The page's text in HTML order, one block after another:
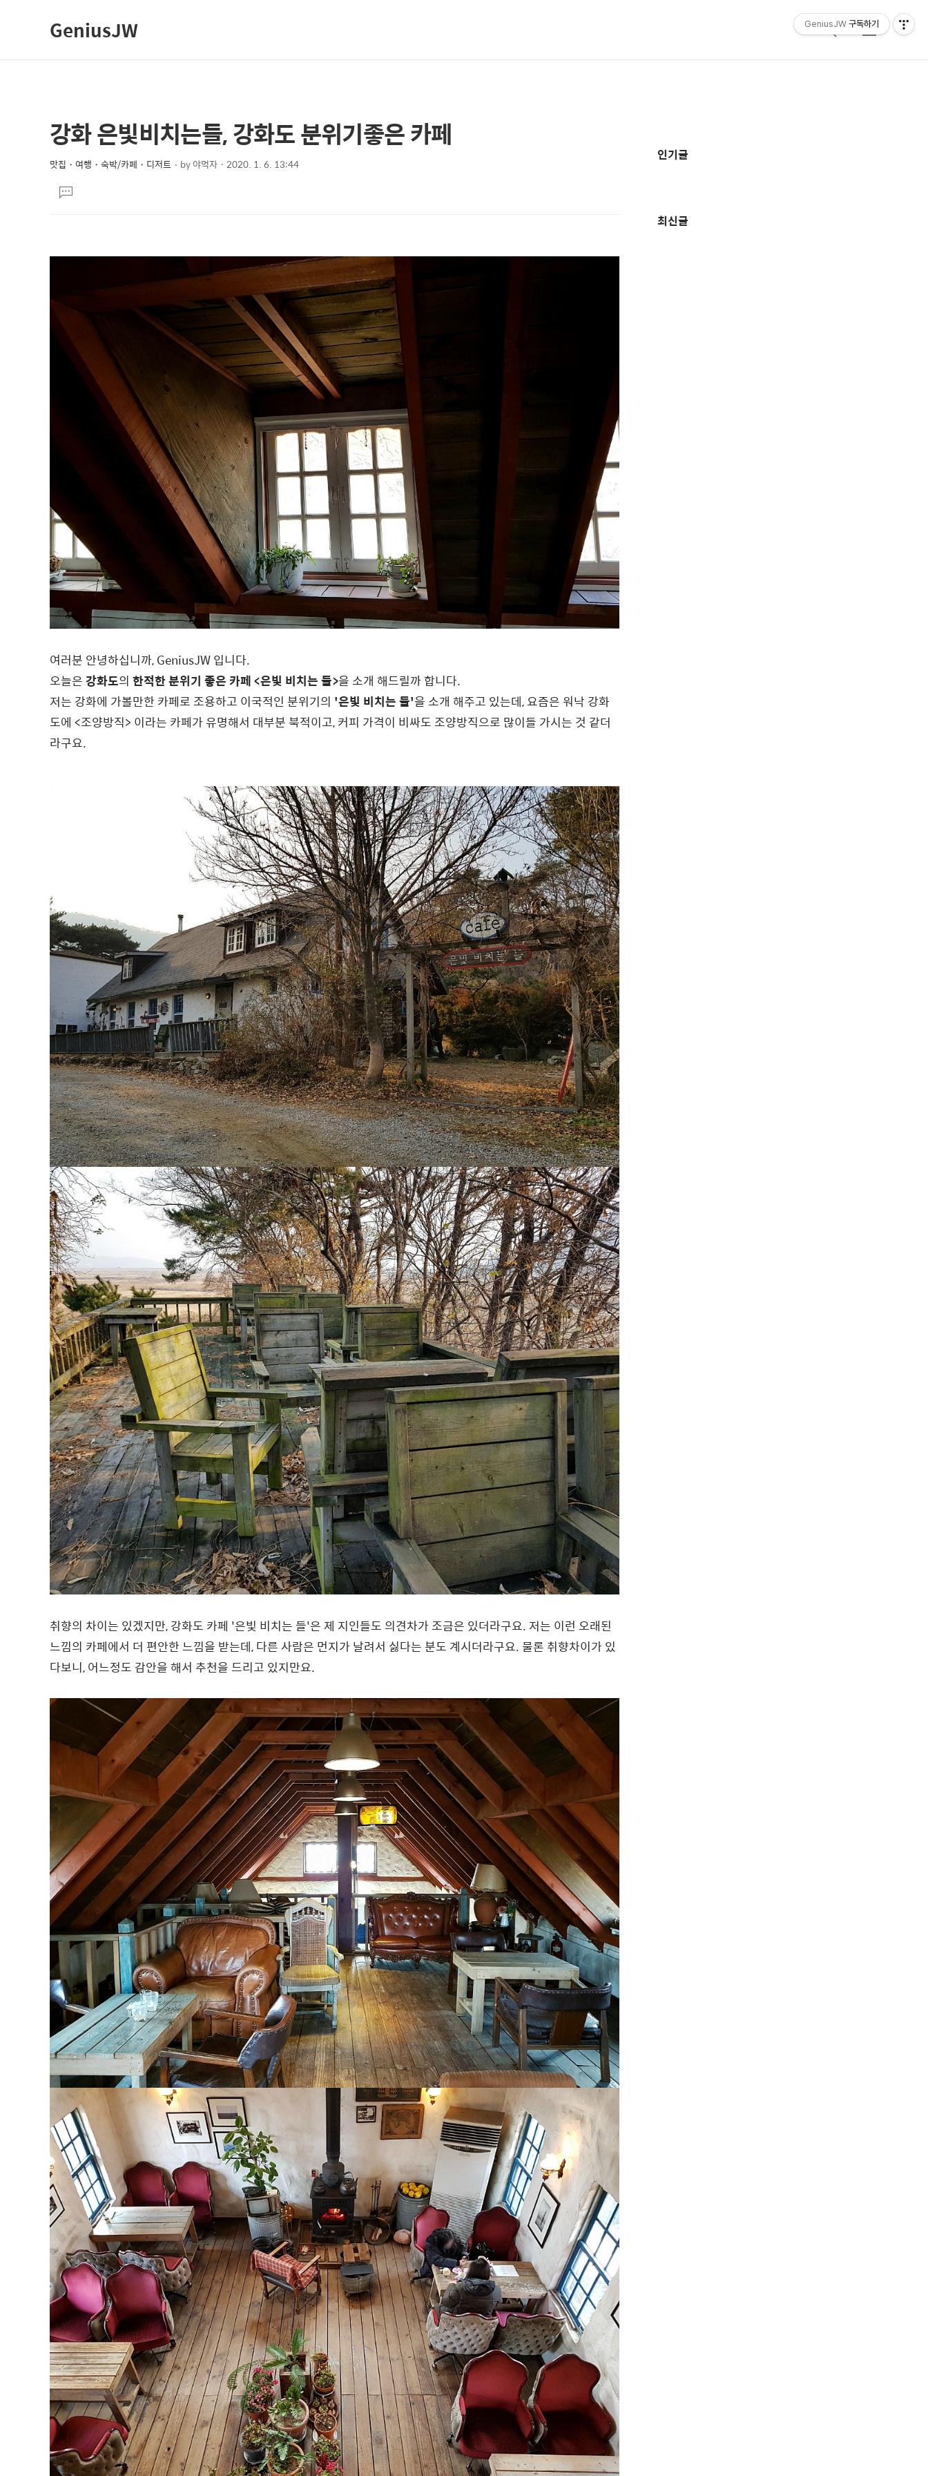
GeniusJW
검
메
상
세
컨
텐
본
문
제
강화 은빛비치는들, 강화도 분위기좋은 카페
맛집・여행・숙박/카페・디저트 by야먹자 2020. 1. 6. 13:44
문댓
글
여러분 안녕하십니까, GeniusJW 입니다.
오늘은 강화도의 한적한 분위기 좋은 카페<은빛 비치는 들>을 소개 해드릴까 합니다.
저는 강화에 가볼만한 카페로 조용하고 이국적인 분위기의 '은빛 비치는 들'을 소개 해주고 있는데, 요즘은 워낙 강화
도에 <조양방직> 이라는 카페가 유명해서 대부분 북적이고, 커피 가격이 비싸도 조양방직으로 많이들 가시는 것 같더
라구요.
취향의 차이는 있겠지만, 강화도 카페 '은빛 비치는 들'은 제 지인들도 의견차가 조금은 있더라구요. 저는 이런 오래된
느낌의 카페에서 더 편안한 느낌을 받는데, 다른 사람은 먼지가 날려서 싫다는 분도 계시더라구요. 물론 취향차이가 있
다보니, 어느정도 감안을 해서 추천을 드리고 있지만요.
가
인기글
최신글
GeniusJW 구독하기